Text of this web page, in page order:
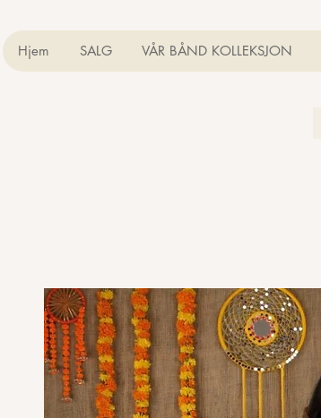
Hjem SALG VÅR BÅND KOLLEKSJON